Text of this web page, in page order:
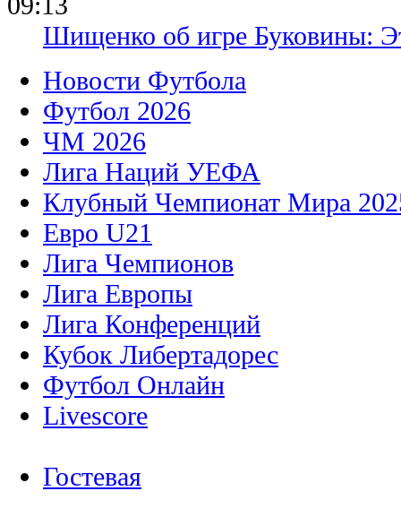
Шищенко об игре Буковины:
Новости Футбола
Футбол 2026
ЧМ 2026
Лига Наций УЕФА
Клубный Чемпионат Мира
Евро U21
Лига Чемпионов
Лига Европы
Лига Конференций
Кубок Либертадорес
Футбол Онлайн
Livescore
Гостевая